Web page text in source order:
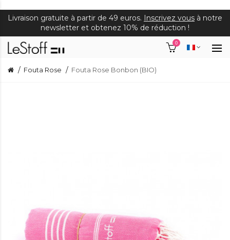
Livraison gratuite à partir de 49 euros. Inscrivez vous à notre
newsletter et obtenez 10% de réduction !
0
Fouta Rose Fouta Rose Bonbon (BIO)